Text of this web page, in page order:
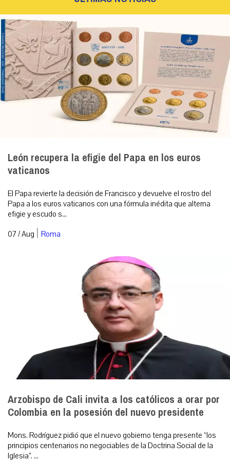
León recupera la efigie del Papa en los euros
vaticanos
El Papa revierte la decisión de Francisco y devuelve el rostro del
Papa a los euros vaticanos con una fórmula inédita que alterna
efigie y escudo s...
07 / Aug | Roma
Arzobispo de Cali invita a los católicos a orar por
Colombia en la posesión del nuevo presidente
Mons. Rodríguez pidió que el nuevo gobierno tenga presente “los
principios centenarios no negociables de la Doctrina Social de la
Iglesia”. ...